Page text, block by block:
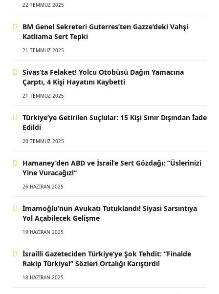
22 TEMMUZ 2025
BM Genel Sekreteri Guterres’ten Gazze’deki Vahşi
Katliama Sert Tepki
21 TEMMUZ 2025
Sivas’ta Felaket! Yolcu Otobüsü Dağın Yamacına
Çarptı, 4 Kişi Hayatını Kaybetti
21 TEMMUZ 2025
Türkiye’ye Getirilen Suçlular: 15 Kişi Sınır Dışından İade
Edildi
20 TEMMUZ 2025
Hamaney’den ABD ve İsrail’e Sert Gözdağı: “Üslerinizi
Yine Vuracağız!”
26 HAZIRAN 2025
İmamoğlu’nun Avukatı Tutuklandı! Siyasi Sarsıntıya
Yol Açabilecek Gelişme
19 HAZIRAN 2025
İsrailli Gazeteciden Türkiye’ye Şok Tehdit: “Finalde
Rakip Türkiye!” Sözleri Ortalığı Karıştırdı!
18 HAZIRAN 2025